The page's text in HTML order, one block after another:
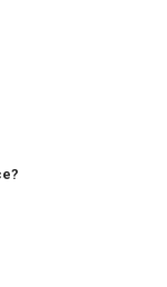
10 лет и